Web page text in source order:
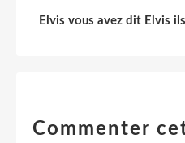
Elvis vous avez dit Elvis
Commenter